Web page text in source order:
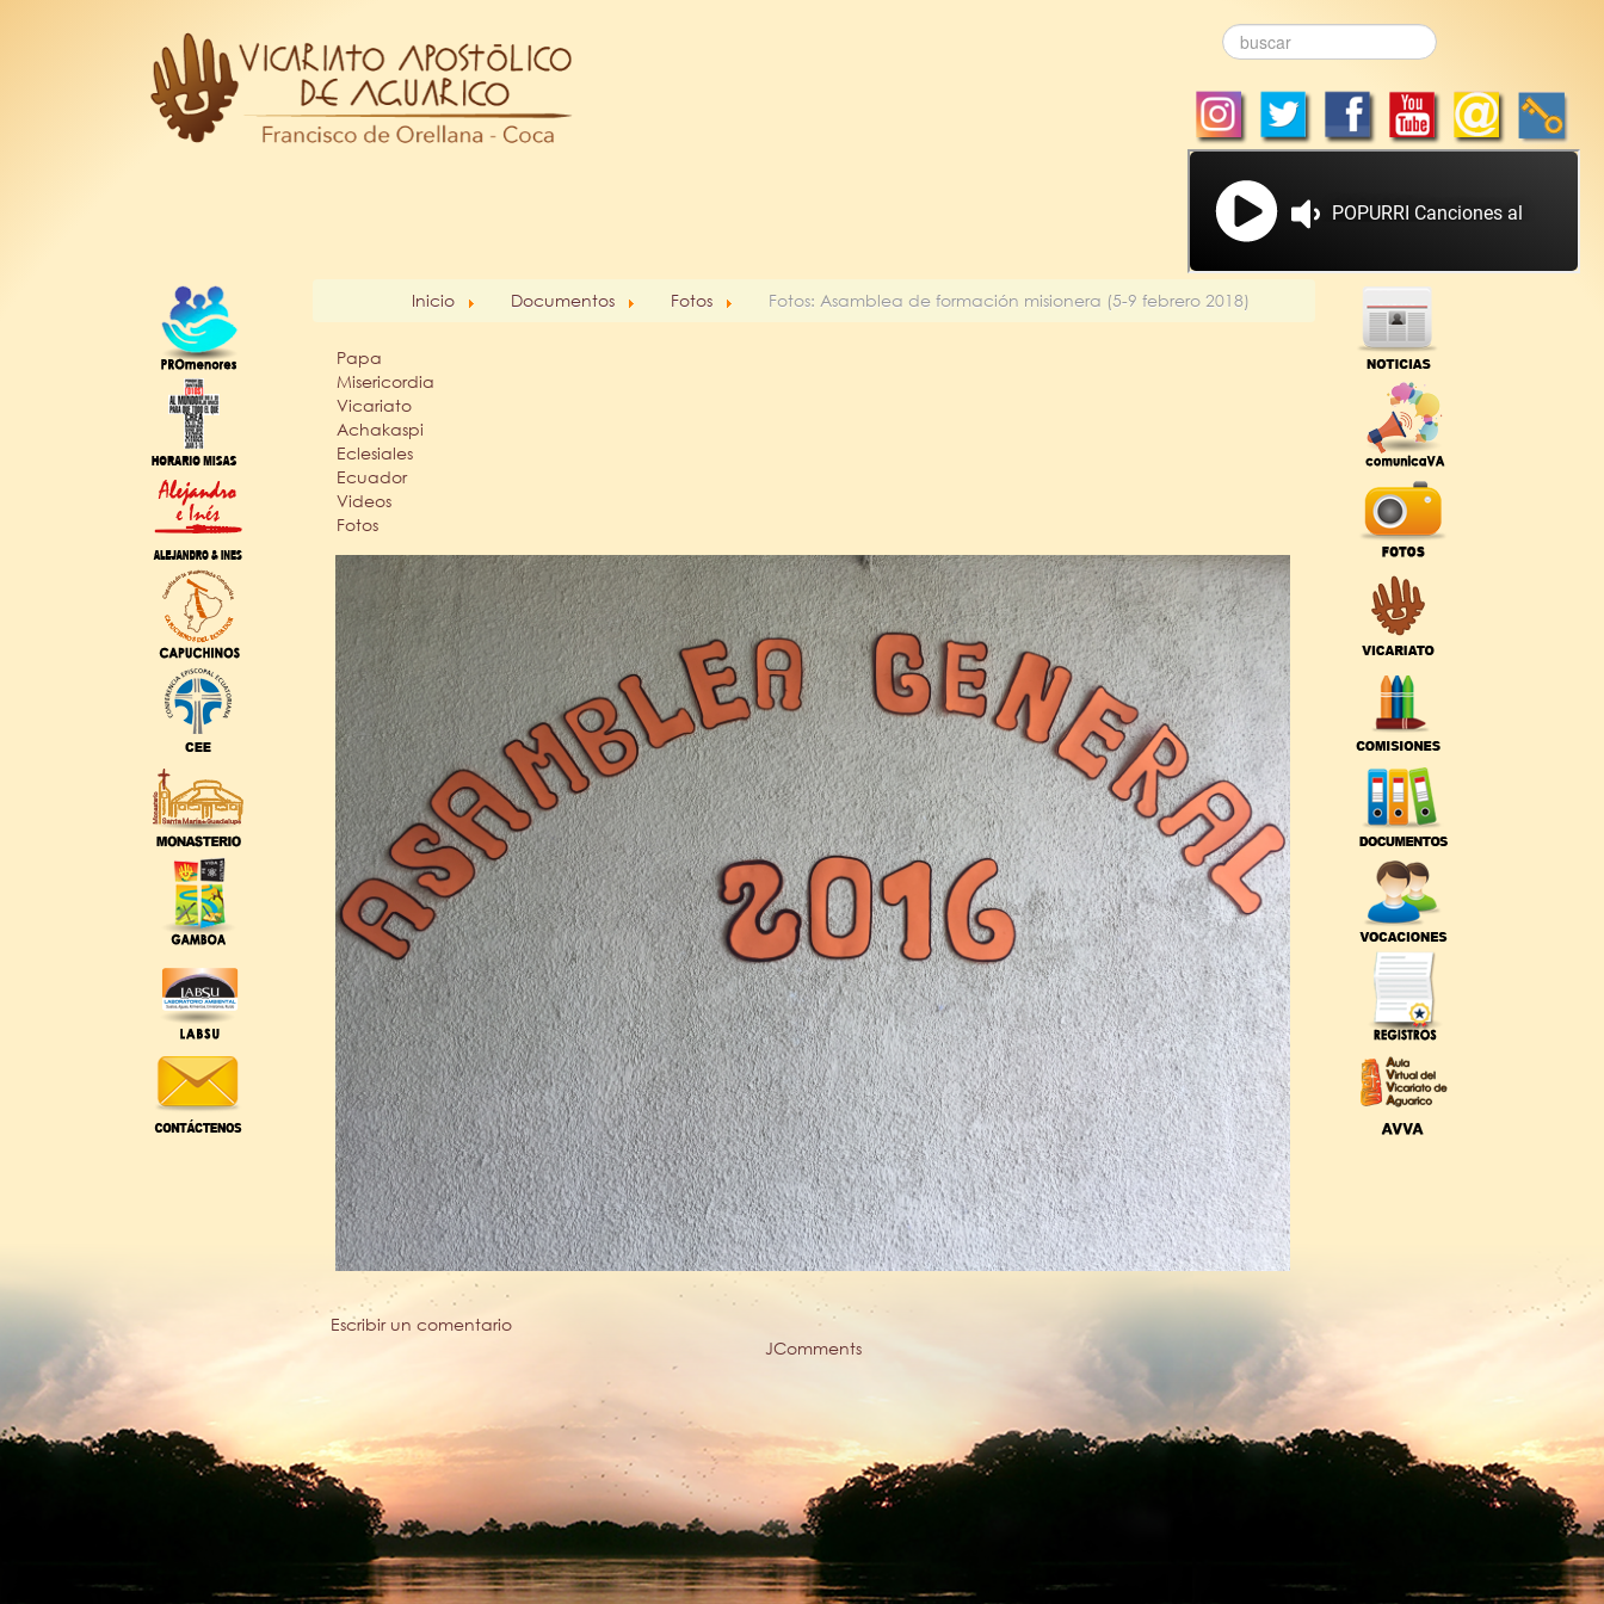
Inicio Documentos Fotos Fotos: Asamblea de formación misionera (5-9 febrero 2018)
Papa
Misericordia
Vicariato
Achakaspi
Eclesiales
Ecuador
Videos
Fotos
Escribir un comentario
JComments